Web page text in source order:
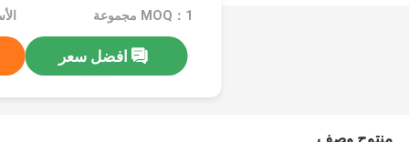
MOQ：1 مجموعة
افضل سعر
منتوج وصف